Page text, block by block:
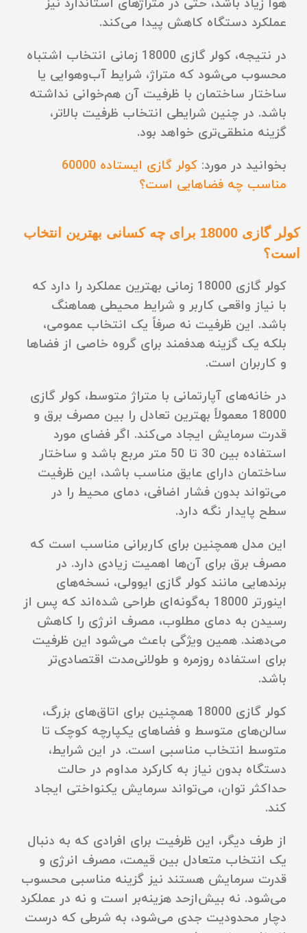
هوا زیاد باشد، حتی در متراژهای استاندارد نیز
عملکرد دستگاه کاهش پیدا می‌کند.
در نتیجه، کولر گازی 18000 زمانی انتخاب اشتباه
محسوب می‌شود که متراژ، شرایط آب‌وهوایی یا
ساختار ساختمان با ظرفیت آن هم‌خوانی نداشته
باشد. در چنین شرایطی انتخاب ظرفیت بالاتر،
گزینه منطقی‌تری خواهد بود.
بخوانید در مورد:
کولر گازی ایستاده 60000
مناسب چه فضاهایی است؟
کولر گازی 18000 برای چه کسانی بهترین انتخاب
است؟
کولر گازی 18000 زمانی بهترین عملکرد را دارد که
با نیاز واقعی کاربر و شرایط محیطی هماهنگ
باشد. این ظرفیت نه صرفاً یک انتخاب عمومی،
بلکه یک گزینه هدفمند برای گروه خاصی از فضاها
و کاربران است.
در خانه‌های آپارتمانی با متراژ متوسط، کولر گازی
18000 معمولاً بهترین تعادل را بین مصرف برق و
قدرت سرمایش ایجاد می‌کند. اگر فضای مورد
استفاده بین 30 تا 50 متر مربع باشد و ساختار
ساختمان دارای عایق مناسب باشد، این ظرفیت
می‌تواند بدون فشار اضافی، دمای محیط را در
سطح پایدار نگه دارد.
این مدل همچنین برای کاربرانی مناسب است که
مصرف برق برای آن‌ها اهمیت زیادی دارد. در
برندهایی مانند کولر گازی ایوولی، نسخه‌های
اینورتر 18000 به‌گونه‌ای طراحی شده‌اند که پس از
رسیدن به دمای مطلوب، مصرف انرژی را کاهش
می‌دهند. همین ویژگی باعث می‌شود این ظرفیت
برای استفاده روزمره و طولانی‌مدت اقتصادی‌تر
باشد.
کولر گازی 18000 همچنین برای اتاق‌های بزرگ،
سالن‌های متوسط و فضاهای یکپارچه کوچک تا
متوسط انتخاب مناسبی است. در این شرایط،
دستگاه بدون نیاز به کارکرد مداوم در حالت
حداکثر توان، می‌تواند سرمایش یکنواختی ایجاد
کند.
از طرف دیگر، این ظرفیت برای افرادی که به دنبال
یک انتخاب متعادل بین قیمت، مصرف انرژی و
قدرت سرمایش هستند نیز گزینه مناسبی محسوب
می‌شود. نه بیش‌ازحد هزینه‌بر است و نه در عملکرد
دچار محدودیت جدی می‌شود، به شرطی که درست